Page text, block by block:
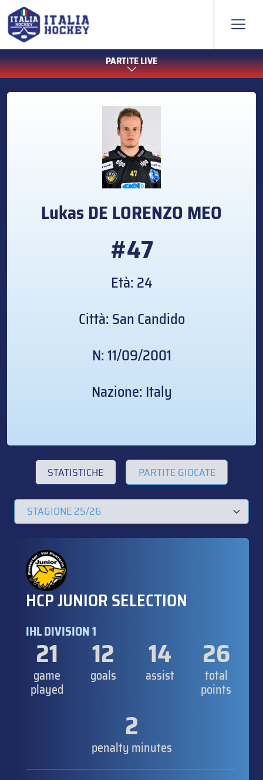
PARTITE LIVE
LukasDE LORENZO MEO
#47
Età: 24
Città: San Candido
N: 11/09/2001
Nazione: Italy
STATISTICHE PARTITE GIOCATE
HCP JUNIOR SELECTION
IHL DIVISION 1
21
game
played
12
goals
14
assist
26
total
points
2
penalty minutes